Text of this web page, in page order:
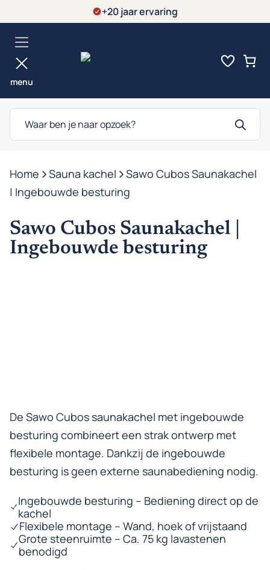
naar
inhoud
+20 jaar ervaring
menu
Producten
zoeken
Home -Sauna kachel -Sawo Cubos Saunakachel
| Ingebouwde besturing
Sawo Cubos Saunakachel |
Ingebouwde besturing
De Sawo Cubos saunakachel met ingebouwde
besturing combineert een strak ontwerp met
flexibele montage. Dankzij de ingebouwde
besturing is geen externe saunabediening nodig.
Ingebouwde besturing – Bediening direct op de
kachel
Flexibele montage – Wand, hoek of vrijstaand
Grote steenruimte – Ca. 75 kg lavastenen
benodigd